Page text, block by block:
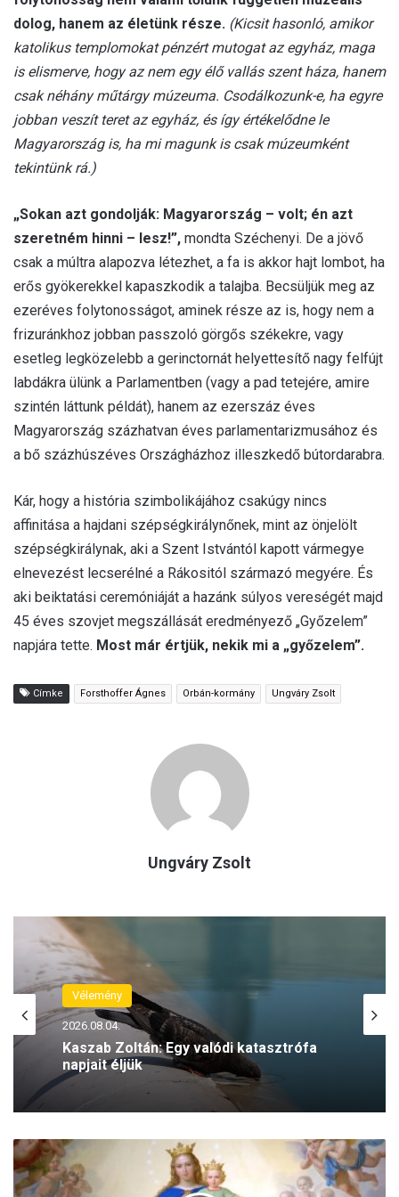
dolog, hanem az életünk része. (Kicsit hasonló, amikor
katolikus templomokat pénzért mutogat az egyház, maga
is elismerve, hogy az nem egy élő vallás szent háza, hanem
csak néhány műtárgy múzeuma. Csodálkozunk-e, ha egyre
jobban veszít teret az egyház, és így értékelődne le
Magyarország is, ha mi magunk is csak múzeumként
tekintünk rá.)
„Sokan azt gondolják: Magyarország – volt; én azt
szeretném hinni – lesz!”, mondta Széchenyi. De a jövő
csak a múltra alapozva létezhet, a fa is akkor hajt lombot, ha
erős gyökerekkel kapaszkodik a talajba. Becsüljük meg az
ezeréves folytonosságot, aminek része az is, hogy nem a
frizuránkhoz jobban passzoló görgős székekre, vagy
esetleg legközelebb a gerinctornát helyettesítő nagy felfújt
labdákra ülünk a Parlamentben (vagy a pad tetejére, amire
szintén láttunk példát), hanem az ezerszáz éves
Magyarország százhatvan éves parlamentarizmusához és
a bő százhúszéves Országházhoz illeszkedő bútordarabra.
Kár, hogy a história szimbolikájához csakúgy nincs
affinitása a hajdani szépségkirálynőnek, mint az önjelölt
szépségkirálynak, aki a Szent Istvántól kapott vármegye
elnevezést lecserélné a Rákositól származó megyére. És
aki beiktatási ceremóniáját a hazánk súlyos vereségét majd
45 éves szovjet megszállását eredményező „Győzelem”
napjára tette. Most már értjük, nekik mi a „győzelem”.
Címke Forsthoffer Ágnes Orbán-kormány Ungváry Zsolt
Ungváry Zsolt
Vélemény
2026.08.04.
Kaszab Zoltán: Egy valódi katasztrófa
napjait éljük
Reflex
2026.07.30.
Illyés Szabolcs: Az eutanázia
legalizálása Pandóra szelencéjét nyitná
ki
S
z
ű